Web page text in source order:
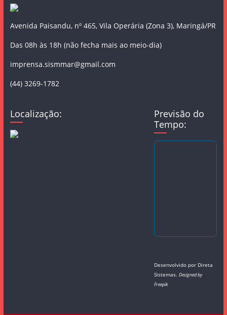
Avenida Paisandu, nº 465, Vila Operária (Zona 3), Maringá/PR
Das 08h às 18h (não fecha mais ao meio-dia)
imprensa.sismmar@gmail.com
(44) 3269-1782
Localização:
Previsão do
Tempo:
Desenvolvido por Direta
Sistemas.Designed by
Freepik